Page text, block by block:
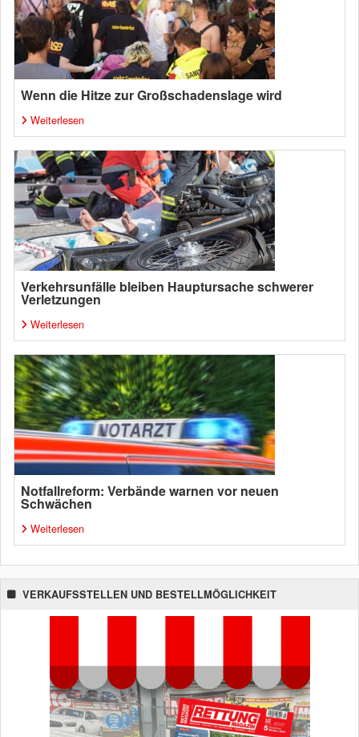
Wenn die Hitze zur Großschadenslage wird
Weiterlesen
Verkehrsunfälle bleiben Hauptursache schwerer
Verletzungen
Weiterlesen
Notfallreform: Verbände warnen vor neuen
Schwächen
Weiterlesen
VERKAUFSSTELLEN UND BESTELLMÖGLICHKEIT